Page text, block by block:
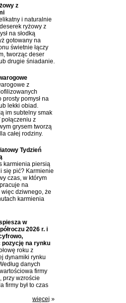
z
i naturalnie
ryżowy z
na słodką
gotowany na
świetnie łączy
tworząc deser
drugie śniadanie.
z
prosty pomysł na
lekki obiad.
im subtelny smak
z
grysem tworzą
całej rodziny.
Tydzień
karmienia piersią
się pić? Karmienie
czas, w którym
na
dziwnego, że
karmienia
w
2026 r. i
pozycję na rynku
roku z
dynamiki rynku
danych
firmy
przy wzroście
firmy był to czas
więcej »